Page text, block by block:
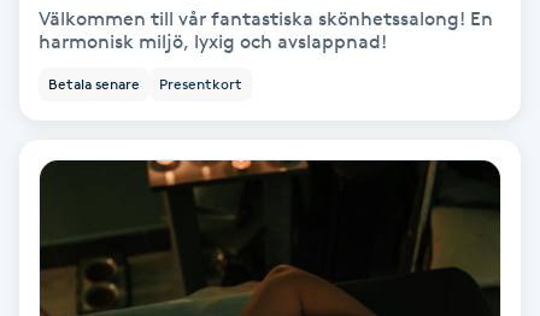
Eyeliner-tatuering
Fet hårbotten
Välkommen till vår fantastiska skönhetssalong! En
harmonisk miljö, lyxig och avslappnad!
Betala senare Presentkort